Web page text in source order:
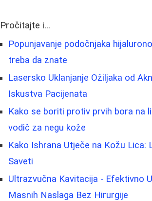
Pročitajte i...
Popunjavanje podočnjaka
treba da znate
Lasersko Uklanjanje Ožiljaka od
Iskustva Pacijenata
Kako se boriti protiv prvih bora na
vodič za negu kože
Kako Ishrana Utječe na Kožu Lica:
Saveti
Ultrazvučna Kavitacija - Efektivno
Masnih Naslaga Bez Hirurgije